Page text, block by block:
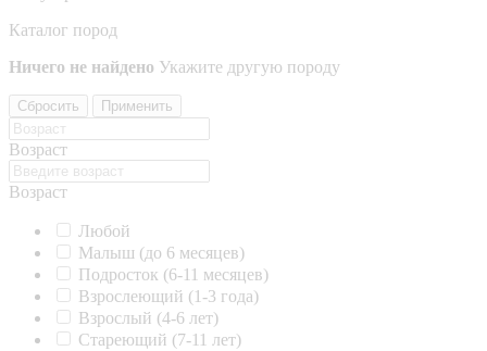
Каталог пород
Ничего не найдено Укажите другую породу
Сбросить Применить
Возраст
Возраст
Любой
Малыш (до 6 месяцев)
Подросток (6-11 месяцев)
Взрослеющий (1-3 года)
Взрослый (4-6 лет)
Стареющий (7-11 лет)